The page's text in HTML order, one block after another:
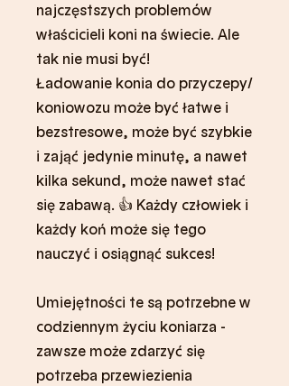
najczęstszych problemów
właścicieli koni na świecie. Ale
tak nie musi być!
Ładowanie konia do przyczepy/
koniowozu może być łatwe i
bezstresowe, może być szybkie
i zająć jedynie minutę, a nawet
kilka sekund, może nawet stać
się zabawą. 👍 Każdy człowiek i
każdy koń może się tego
nauczyć i osiągnąć sukces!
Umiejętności te są potrzebne w
codziennym życiu koniarza -
zawsze może zdarzyć się
potrzeba przewiezienia